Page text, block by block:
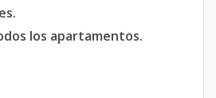
los apartamentos.